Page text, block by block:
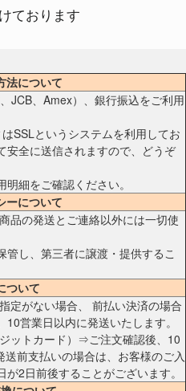
ております
法について
JCB、Amex）、銀行振込をご利用
SSLというシステムを利用してお
安全に送信されますので、どうぞ
細をご確認ください。
ーについて
品の発送とご連絡以外には一切使
し、第三者に譲渡・提供するこ
ついて
定がない場合、 前払い決済の場合
営業日以内に発送いたします。
ットカード）⇒ご注文確認後、10
前支払いの場合は、お客様のご入
2日前後することがございます。